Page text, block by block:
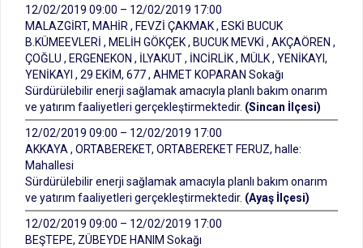
12/02/2019 09:00 – 12/02/2019 17:00
MALAZGİRT, MAHİR , FEVZİ ÇAKMAK , ESKİ BUCUK
B.KÜMEEVLERİ , MELİH GÖKÇEK , BUCUK MEVKİ , AKÇAÖREN ,
ÇOĞLU , ERGENEKON , İLYAKUT , İNCİRLİK , MÜLK , YENİKAYI,
YENİKAYI , 29 EKİM, 677 , AHMET KOPARAN Sokağı
Sürdürülebilir enerji sağlamak amacıyla planlı bakım onarım
ve yatırım faaliyetleri gerçekleştirmektedir. (Sincan İlçesi)
12/02/2019 09:00 – 12/02/2019 17:00
AKKAYA , ORTABEREKET, ORTABEREKET FERUZ, halle:
Mahallesi
Sürdürülebilir enerji sağlamak amacıyla planlı bakım onarım
ve yatırım faaliyetleri gerçekleştirmektedir. (Ayaş İlçesi)
12/02/2019 09:00 – 12/02/2019 17:00
BEŞTEPE, ZÜBEYDE HANIM Sokağı